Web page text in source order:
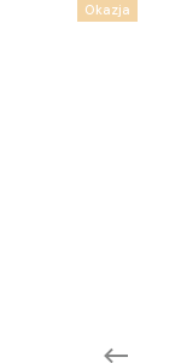
Okazja